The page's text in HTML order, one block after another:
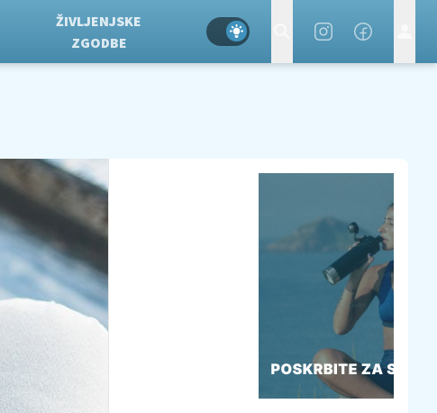
ŽIVLJENJSKE
ZGODBE